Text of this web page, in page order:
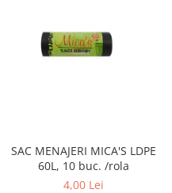
SAC MENAJERI MICA'S LDPE
60L, 10 buc. /rola
4,00 Lei